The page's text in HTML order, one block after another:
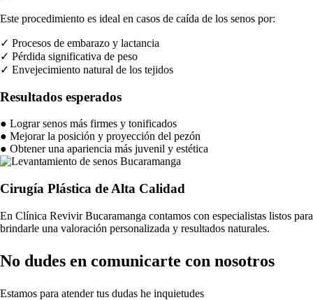
Este procedimiento es ideal en casos de caída de los senos por:
✓ Procesos de embarazo y lactancia
✓ Pérdida significativa de peso
✓ Envejecimiento natural de los tejidos
Resultados esperados
● Lograr senos más firmes y tonificados
● Mejorar la posición y proyección del pezón
● Obtener una apariencia más juvenil y estética
Cirugía Plástica de Alta Calidad
En Clínica Revivir Bucaramanga contamos con especialistas listos para
brindarle una valoración personalizada y resultados naturales.
No dudes en comunicarte con nosotros
Estamos para atender tus dudas he inquietudes